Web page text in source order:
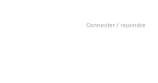
Connecter / rejoindre